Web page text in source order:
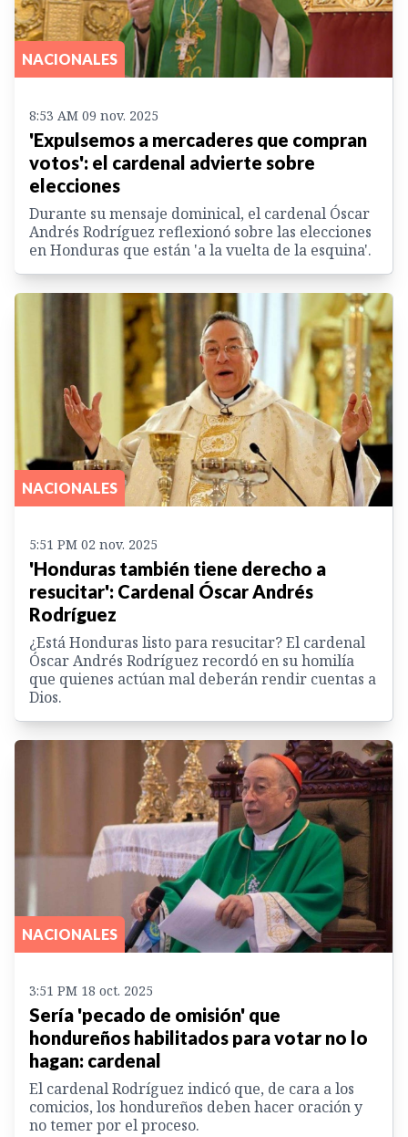
NACIONALES
8:53 AM 09 nov. 2025
'Expulsemos a mercaderes que compran
votos': el cardenal advierte sobre
elecciones
Durante su mensaje dominical, el cardenal Óscar
Andrés Rodríguez reflexionó sobre las elecciones
en Honduras que están 'a la vuelta de la esquina'.
NACIONALES
5:51 PM 02 nov. 2025
'Honduras también tiene derecho a
resucitar': Cardenal Óscar Andrés
Rodríguez
¿Está Honduras listo para resucitar? El cardenal
Óscar Andrés Rodríguez recordó en su homilía
que quienes actúan mal deberán rendir cuentas a
Dios.
NACIONALES
3:51 PM 18 oct. 2025
Sería 'pecado de omisión' que
hondureños habilitados para votar no lo
hagan: cardenal
El cardenal Rodríguez indicó que, de cara a los
comicios, los hondureños deben hacer oración y
no temer por el proceso.